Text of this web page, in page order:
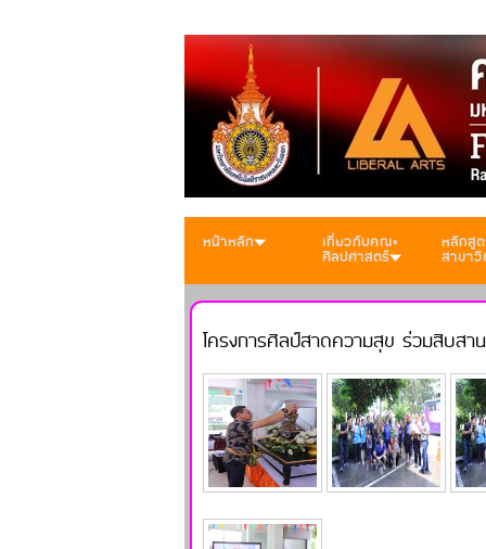
หน้าหลัก เกี่ยวกับคณะ
ศิลปศาสตร์
หลักสูต
สาขา
โครงการศิลป์สาดความสุข ร่วมสืบส